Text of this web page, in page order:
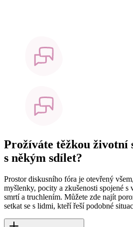
Prožíváte těžkou životní
s někým sdílet?
Prostor diskusního fóra je otevřený
myšlenky, pocity a zkušenosti spojené s
smrtí a truchlením. Můžete zde najít
setkat se s lidmi, kteří řeší podobné